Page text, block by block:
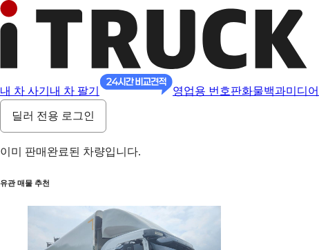
내 차 사기 내 차 팔기 영업용 번호판화물백과미디어
딜러 전용 로그인
이미 판매완료된 차량입니다.
유관 매물 추천